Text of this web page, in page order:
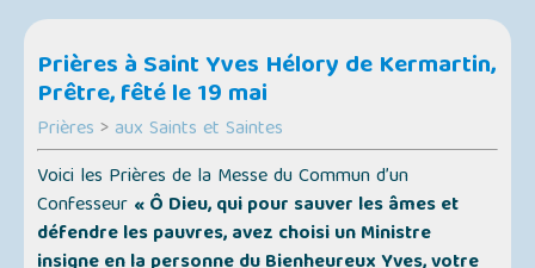
Prières à Saint Yves Hélory de Kermartin,
Prêtre, fêté le 19 mai
Prières > aux Saints et Saintes
Voici les Prières de la Messe du Commun d’un
Confesseur « Ô Dieu, qui pour sauver les âmes et
défendre les pauvres, avez choisi un Ministre